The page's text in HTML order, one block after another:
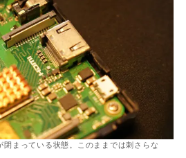
まっている状態。このままでは刺さらな